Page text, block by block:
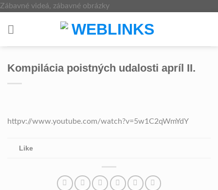
Zábavné videá, zábavné obrázkySkip
content
Kompilácia poistných udalosti apríl II.
httpv://www.youtube.com/watch?v=5w1C2qWmYdY
Like